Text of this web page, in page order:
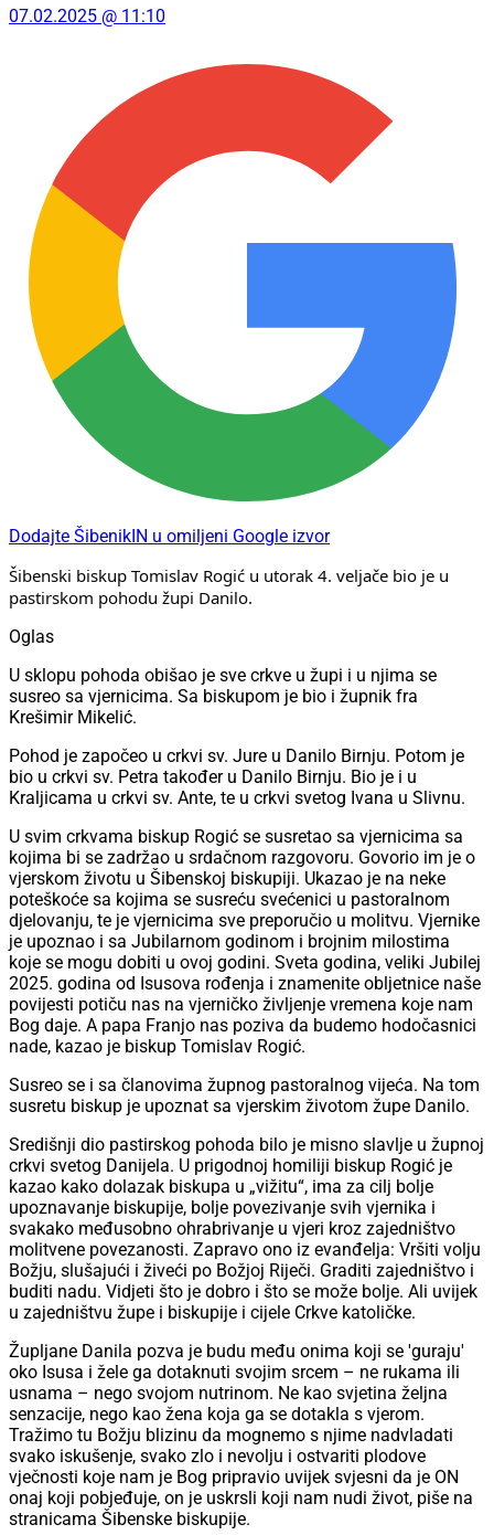
07.02.2025 @ 11:10
Dodajte ŠibenikIN u omiljeni Google izvor
Šibenski biskup Tomislav Rogić u utorak 4. veljače bio je u
pastirskom pohodu župi Danilo.
Oglas
U sklopu pohoda obišao je sve crkve u župi i u njima se
susreo sa vjernicima. Sa biskupom je bio i župnik fra
Krešimir Mikelić.
Pohod je započeo u crkvi sv. Jure u Danilo Birnju. Potom je
bio u crkvi sv. Petra također u Danilo Birnju. Bio je i u
Kraljicama u crkvi sv. Ante, te u crkvi svetog Ivana u Slivnu.
U svim crkvama biskup Rogić se susretao sa vjernicima sa
kojima bi se zadržao u srdačnom razgovoru. Govorio im je o
vjerskom životu u Šibenskoj biskupiji. Ukazao je na neke
poteškoće sa kojima se susreću svećenici u pastoralnom
djelovanju, te je vjernicima sve preporučio u molitvu. Vjernike
je upoznao i sa Jubilarnom godinom i brojnim milostima
koje se mogu dobiti u ovoj godini. Sveta godina, veliki Jubilej
2025. godina od Isusova rođenja i znamenite obljetnice naše
povijesti potiču nas na vjerničko življenje vremena koje nam
Bog daje. A papa Franjo nas poziva da budemo hodočasnici
nade, kazao je biskup Tomislav Rogić.
Susreo se i sa članovima župnog pastoralnog vijeća. Na tom
susretu biskup je upoznat sa vjerskim životom župe Danilo.
Središnji dio pastirskog pohoda bilo je misno slavlje u župnoj
crkvi svetog Danijela. U prigodnoj homiliji biskup Rogić je
kazao kako dolazak biskupa u „vižitu“, ima za cilj bolje
upoznavanje biskupije, bolje povezivanje svih vjernika i
svakako međusobno ohrabrivanje u vjeri kroz zajedništvo
molitvene povezanosti. Zapravo ono iz evanđelja: Vršiti volju
Božju, slušajući i živeći po Božjoj Riječi. Graditi zajedništvo i
buditi nadu. Vidjeti što je dobro i što se može bolje. Ali uvijek
u zajedništvu župe i biskupije i cijele Crkve katoličke.
Župljane Danila pozva je budu među onima koji se 'guraju'
oko Isusa i žele ga dotaknuti svojim srcem – ne rukama ili
usnama – nego svojom nutrinom. Ne kao svjetina željna
senzacije, nego kao žena koja ga se dotakla s vjerom.
Tražimo tu Božju blizinu da mognemo s njime nadvladati
svako iskušenje, svako zlo i nevolju i ostvariti plodove
vječnosti koje nam je Bog pripravio uvijek svjesni da je ON
onaj koji pobjeđuje, on je uskrsli koji nam nudi život, piše na
stranicama Šibenske biskupije.